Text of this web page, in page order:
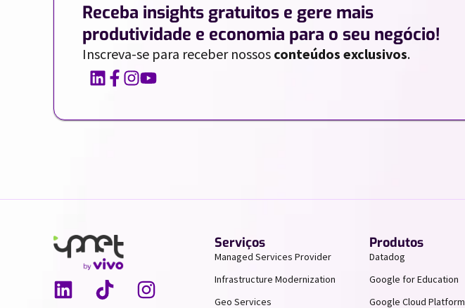
Receba insights gratuitos e gere mais
produtividade e economia para o seu negócio!
Inscreva-se para receber nossos conteúdos exclusivos.
Serviços
Managed Services Provider
Infrastructure Modernization
Geo Services
Produtos
Datadog
Google for Education
Google Cloud Platform